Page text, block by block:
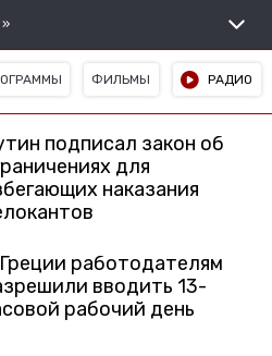
ФИЛЬМЫ РАДИО
подписал закон об
для
наказания
работодателям
вводить 13-
рабочий день